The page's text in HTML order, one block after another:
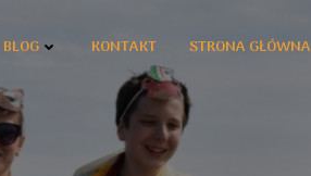
BLOG KONTAKT STRONA GŁÓWNA